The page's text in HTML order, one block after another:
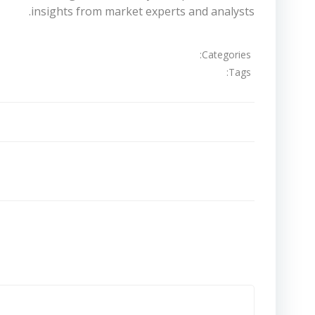
insights from market experts and analysts.
Categories:
Tags: